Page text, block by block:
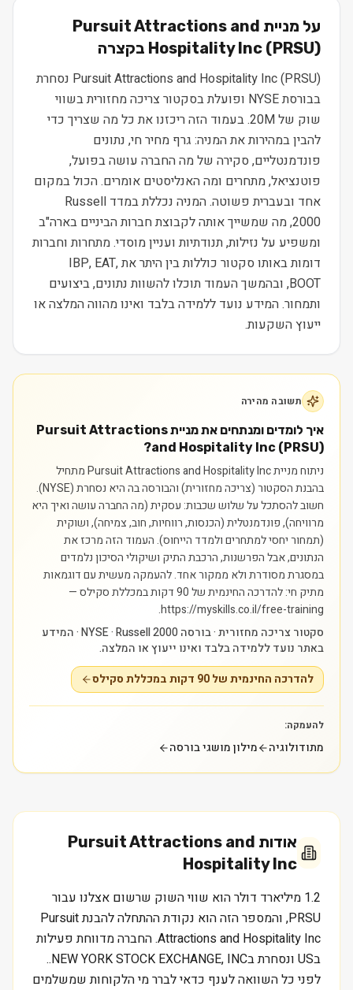
על מניית Pursuit Attractions and
Hospitality Inc (PRSU) בקצרה
Pursuit Attractions and Hospitality Inc (PRSU) נסחרת
בבורסת NYSE ופועלת בסקטור צריכה מחזורית בשווי
שוק של 20M. בעמוד הזה ריכזנו את כל מה שצריך כדי
להבין במהירות את המניה: גרף מחיר חי, נתונים
פונדמנטליים, סקירה של מה החברה עושה בפועל,
פוטנציאל, מתחרים ומה האנליסטים אומרים. הכול במקום
אחד ובעברית פשוטה. המניה נכללת במדד Russell
2000, מה שמשייך אותה לקבוצת חברות הביניים בארה"ב
ומשפיע על נזילות, תנודתיות ועניין מוסדי. מתחרות וחברות
דומות באותו סקטור כוללות בין היתר את IBP, EAT,
BOOT, ובהמשך העמוד תוכלו להשוות נתונים, ביצועים
ותמחור. המידע נועד ללמידה בלבד ואינו מהווה המלצה או
ייעוץ השקעות.
תשובה מהירה
איך לומדים ומנתחים את מניית Pursuit Attractions
and Hospitality Inc (PRSU)?
ניתוח מניית Pursuit Attractions and Hospitality Inc מתחיל
בהבנת הסקטור (צריכה מחזורית) והבורסה בה היא נסחרת (NYSE).
חשוב להסתכל על שלוש שכבות: עסקית (מה החברה עושה ואיך היא
מרוויחה), פונדמנטלית (הכנסות, רווחיות, חוב, צמיחה), ושוקית
(תמחור יחסי למתחרים ולמדד הייחוס). העמוד הזה מרכז את
הנתונים, אבל הפרשנות, הרכבת התיק ושיקולי הסיכון נלמדים
במסגרת מסודרת ולא ממקור אחד.להעמקה מעשית עם דוגמאות
מתיק חי: להדרכה החינמית של 90 דקות במכללת סקילס —
https://myskills.co.il/free-training.
סקטור צריכה מחזורית · בורסה NYSE · Russell 2000 · המידע
באתר נועד ללמידה בלבד ואינו ייעוץ או המלצה.
להדרכה החינמית של 90 דקות במכללת סקילס
להעמקה:
מתודולוגיה מילון מושגי בורסה
אודות Pursuit Attractions and
Hospitality Inc
1.2 מיליארד דולר הוא שווי השוק שרשום אצלנו עבור
PRSU, והמספר הזה הוא נקודת ההתחלה להבנת Pursuit
Attractions and Hospitality Inc. החברה מדווחת פעילות
בUS ונסחרת בNEW YORK STOCK EXCHANGE, INC..
לפני כל השוואה לענף כדאי לברר מי הלקוחות שמשלמים